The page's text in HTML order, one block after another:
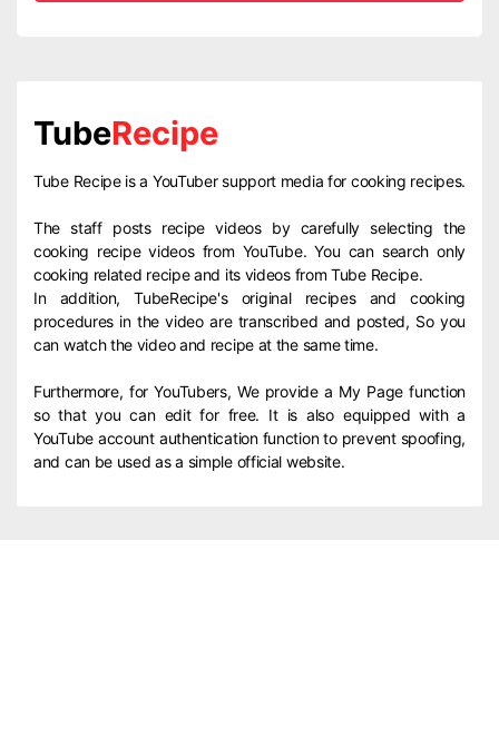
TubeRecipe
Tube Recipe is a YouTuber support media for cooking recipes.
The staff posts recipe videos by carefully selecting the
cooking recipe videos from YouTube. You can search only
cooking related recipe and its videos from Tube Recipe.
In addition, TubeRecipe's original recipes and cooking
procedures in the video are transcribed and posted, So you
can watch the video and recipe at the same time.
Furthermore, for YouTubers, We provide a My Page function
so that you can edit for free. It is also equipped with a
YouTube account authentication function to prevent spoofing,
and can be used as a simple official website.